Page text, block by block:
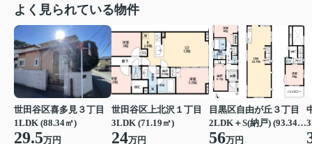
よく見られている物件
世田谷区喜多見３丁目
1LDK (88.34㎡)
29.5万円
世田谷区上北沢１丁目
3LDK (71.19㎡)
24万円
目黒区自由が丘３丁目
2LDK＋S(納戸) (93.34㎡)
56万円